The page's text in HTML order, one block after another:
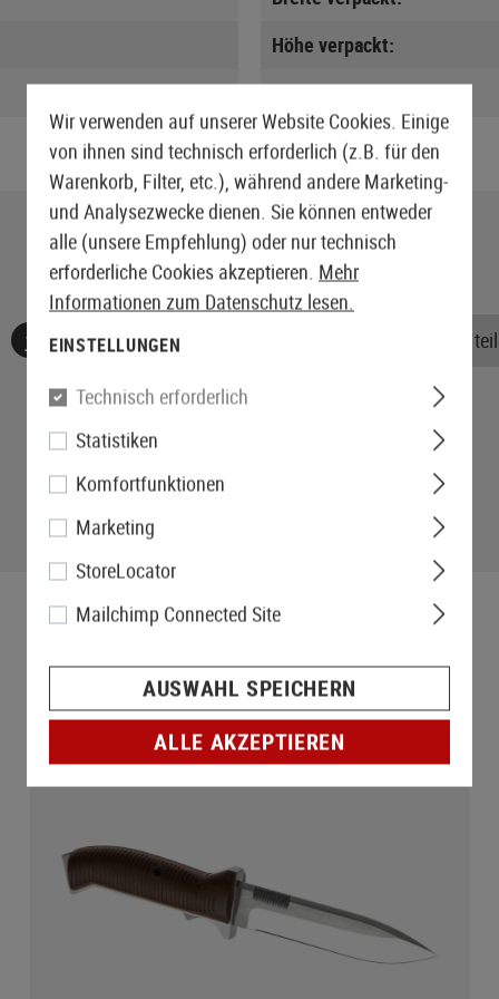
Höhe verpackt:
Gewicht verpackt:
Keine Bewertungen gefunden. Gehen Sie voran und
Wir verwenden auf unserer Website Cookies. Einige
von ihnen sind technisch erforderlich (z.B. für den
Warenkorb, Filter, etc.), während andere Marketing-
und Analysezwecke dienen. Sie können entweder
alle (unsere Empfehlung) oder nur technisch
erforderliche Cookies akzeptieren. Mehr
Informationen zum Datenschutz lesen.
EINSTELLUNGEN
Technisch erforderlich
Statistiken
Komfortfunktionen
Marketing
StoreLocator
Mailchimp Connected Site
AUSWAHL SPEICHERN
ALLE AKZEPTIEREN